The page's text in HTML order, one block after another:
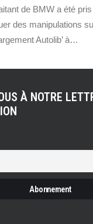
de BMW a été
des manipulations
Autolib’ à…
À NOTRE